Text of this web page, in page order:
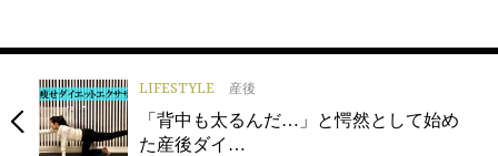
LIFESTYLE 産後
「背中も太るんだ…」と愕然として始め
た産後ダイ…